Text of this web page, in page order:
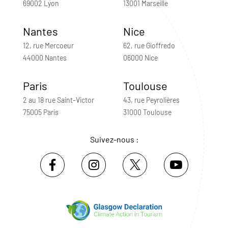
69002 Lyon 13001 Marseille
Nantes
12, rue Mercoeur
44000 Nantes
Nice
62, rue Gioffredo
06000 Nice
Paris
2 au 18 rue Saint-Victor
75005 Paris
Toulouse
43, rue Peyrolières
31000 Toulouse
Suivez-nous :